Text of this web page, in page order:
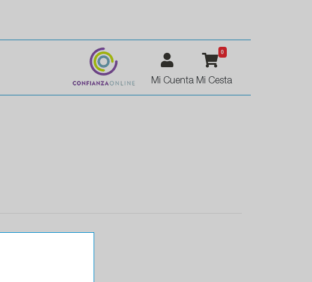
Mi Cuenta
0
Mi Cesta